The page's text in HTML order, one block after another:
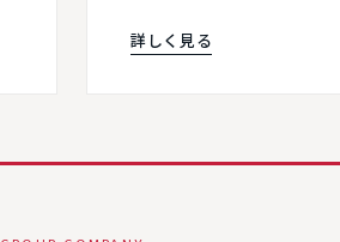
詳しく見る